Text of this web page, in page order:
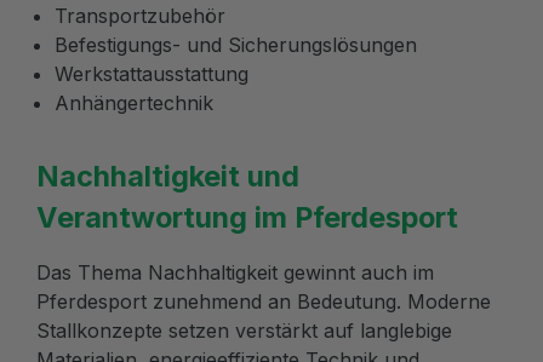
Transportzubehör
Befestigungs- und Sicherungslösungen
Werkstattausstattung
Anhängertechnik
Nachhaltigkeit und
Verantwortung im Pferdesport
Das Thema Nachhaltigkeit gewinnt auch im
Pferdesport zunehmend an Bedeutung. Moderne
Stallkonzepte setzen verstärkt auf langlebige